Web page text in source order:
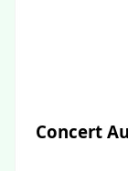
Concert